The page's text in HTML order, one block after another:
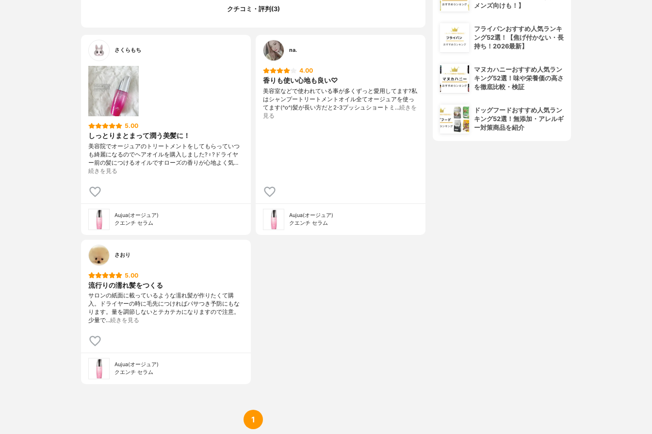
クチコミ・評判(3)
さくらもち
5.00
しっとりまとまって潤う美髪に！
美容院でオージュアのトリートメントをしてもらっていつ
も綺麗になるのでヘアオイルを購入しました?‍♀️?ドライヤ
ー前の髪につけるオイルですローズの香りが心地よく気…
続きを見る
Aujua(オージュア)
クエンチ セラム
na.
4.00
香りも使い心地も良い♡
美容室などで使われている事が多くずっと愛用してます?私
はシャンプートリートメントオイル全てオージュアを使っ
てます(^o^)髪が長い方だと2-3プッシュショートミ…続きを
見る
Aujua(オージュア)
クエンチ セラム
さおり
5.00
流行りの濡れ髪をつくる
サロンの紙面に載っているような濡れ髪が作りたくて購
入。ドライヤーの時に毛先につければパサつき予防にもな
ります。量を調節しないとテカテカになりますので注意。
少量で…続きを見る
Aujua(オージュア)
クエンチ セラム
1
メンズ向けも！】
フライパンおすすめ人気ランキ
ング52選！【焦げ付かない・長
持ち！2026最新】
マヌカハニーおすすめ人気ラン
キング52選！味や栄養価の高さ
を徹底比較・検証
ドッグフードおすすめ人気ラン
キング52選！無添加・アレルギ
ー対策商品を紹介